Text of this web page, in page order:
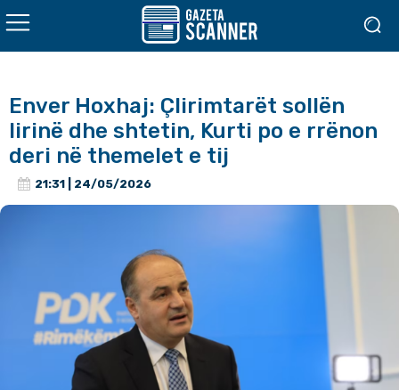
Enver Hoxhaj: Çlirimtarët sollën
lirinë dhe shtetin, Kurti po e rrënon
deri në themelet e tij
21:31 | 24/05/2026